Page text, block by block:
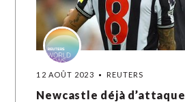
12 AOÛT 2023 REUTERS
Newcastle déjà d’attaque